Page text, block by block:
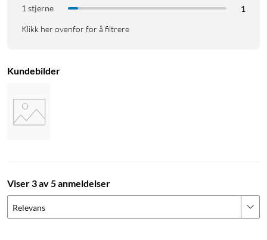
1 stjerne
1
Klikk her ovenfor for å filtrere
Kundebilder
Viser 3 av 5 anmeldelser
Relevans